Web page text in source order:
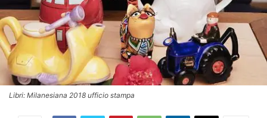
Libri: Milanesiana 2018 ufficio stampa